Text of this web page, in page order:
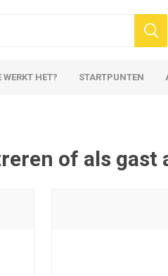
WERKT HET? STARTPUNTEN
of als gast